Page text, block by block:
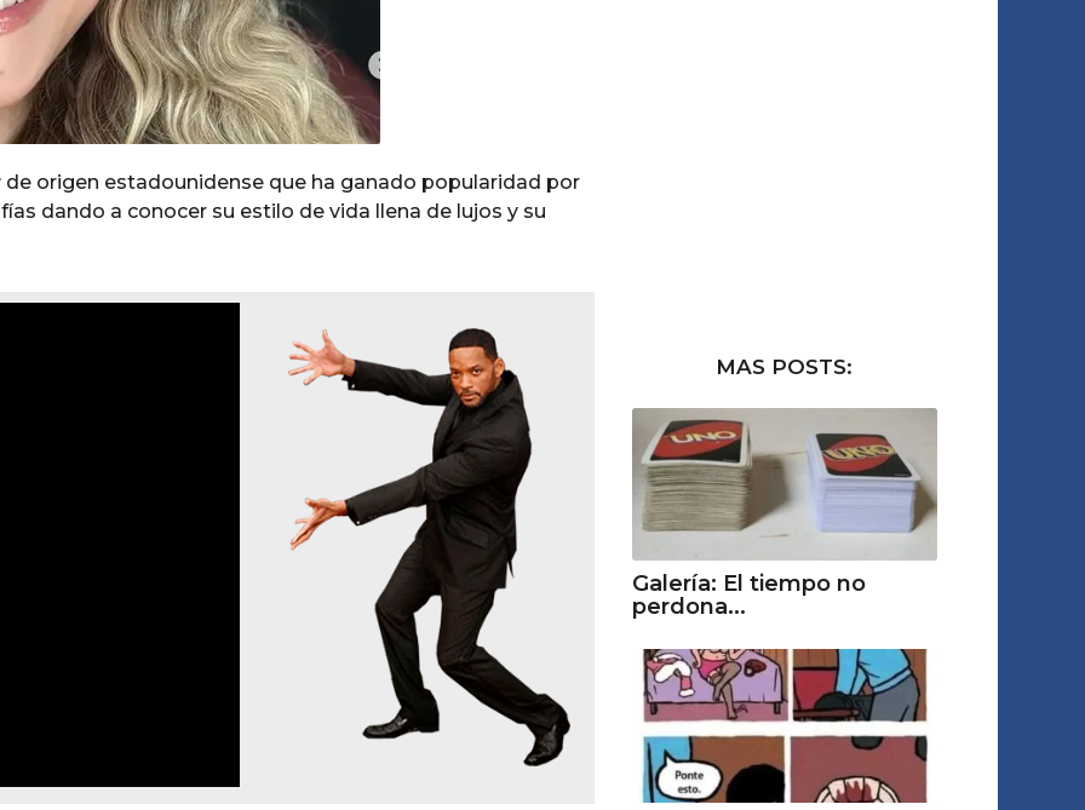
de origen estadounidense que ha ganado popularidad por
dando a conocer su estilo de vida llena de lujos y su
MAS POSTS:
Galería: El tiempo no
perdona...